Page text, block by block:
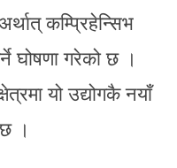
कम्प्रिहेन्सिभ
घोषणा गरेको छ ।
यो उद्योगकै नयाँ
।